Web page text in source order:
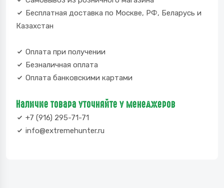
Бесплатная доставка по Москве, РФ, Беларусь и
Казахстан
Оплата при получении
Безналичная оплата
Оплата банковскими картами
Наличие товара уточняйте у менеджеров
+7 (916) 295-71-71
info@extremehunter.ru